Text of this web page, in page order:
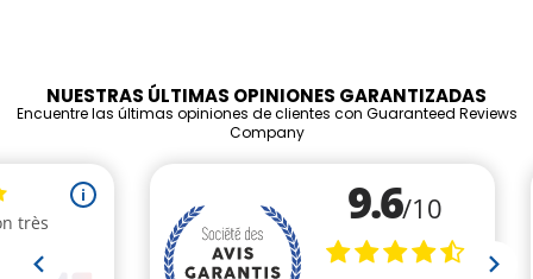
NUESTRAS ÚLTIMAS OPINIONES GARANTIZADAS
Encuentre las últimas opiniones de clientes con Guaranteed Reviews
Company